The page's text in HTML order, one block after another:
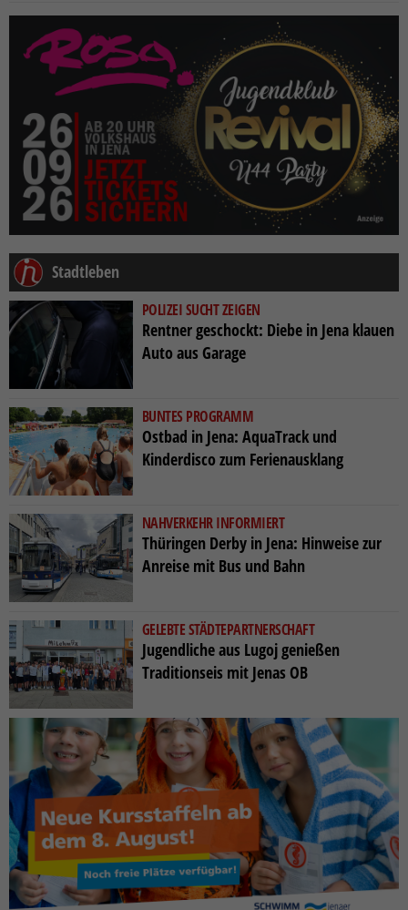
Stadtleben
POLIZEI SUCHT ZEIGEN
Rentner geschockt: Diebe in Jena klauen
Auto aus Garage
BUNTES PROGRAMM
Ostbad in Jena: AquaTrack und
Kinderdisco zum Ferienausklang
NAHVERKEHR INFORMIERT
Thüringen Derby in Jena: Hinweise zur
Anreise mit Bus und Bahn
GELEBTE STÄDTEPARTNERSCHAFT
Jugendliche aus Lugoj genießen
Traditionseis mit Jenas OB